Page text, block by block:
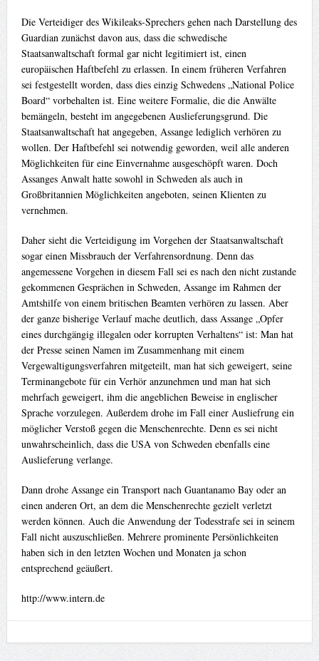
Die Verteidiger des Wikileaks-Sprechers gehen nach Darstellung des
Guardian zunächst davon aus, dass die schwedische
Staatsanwaltschaft formal gar nicht legitimiert ist, einen
europäischen Haftbefehl zu erlassen. In einem früheren Verfahren
sei festgestellt worden, dass dies einzig Schwedens „National Police
Board“ vorbehalten ist. Eine weitere Formalie, die die Anwälte
bemängeln, besteht im angegebenen Auslieferungsgrund. Die
Staatsanwaltschaft hat angegeben, Assange lediglich verhören zu
wollen. Der Haftbefehl sei notwendig geworden, weil alle anderen
Möglichkeiten für eine Einvernahme ausgeschöpft waren. Doch
Assanges Anwalt hatte sowohl in Schweden als auch in
Großbritannien Möglichkeiten angeboten, seinen Klienten zu
vernehmen.
Daher sieht die Verteidigung im Vorgehen der Staatsanwaltschaft
sogar einen Missbrauch der Verfahrensordnung. Denn das
angemessene Vorgehen in diesem Fall sei es nach den nicht zustande
gekommenen Gesprächen in Schweden, Assange im Rahmen der
Amtshilfe von einem britischen Beamten verhören zu lassen. Aber
der ganze bisherige Verlauf mache deutlich, dass Assange „Opfer
eines durchgängig illegalen oder korrupten Verhaltens“ ist: Man hat
der Presse seinen Namen im Zusammenhang mit einem
Vergewaltigungsverfahren mitgeteilt, man hat sich geweigert, seine
Terminangebote für ein Verhör anzunehmen und man hat sich
mehrfach geweigert, ihm die angeblichen Beweise in englischer
Sprache vorzulegen. Außerdem drohe im Fall einer Ausliefrung ein
möglicher Verstoß gegen die Menschenrechte. Denn es sei nicht
unwahrscheinlich, dass die USA von Schweden ebenfalls eine
Auslieferung verlange.
Dann drohe Assange ein Transport nach Guantanamo Bay oder an
einen anderen Ort, an dem die Menschenrechte gezielt verletzt
werden können. Auch die Anwendung der Todesstrafe sei in seinem
Fall nicht auszuschließen. Mehrere prominente Persönlichkeiten
haben sich in den letzten Wochen und Monaten ja schon
entsprechend geäußert.
http://www.intern.de